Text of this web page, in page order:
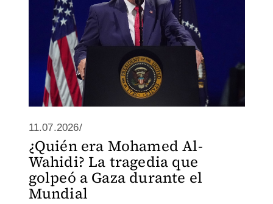
11.07.2026/
¿Quién era Mohamed Al-
Wahidi? La tragedia que
golpeó a Gaza durante el
Mundial